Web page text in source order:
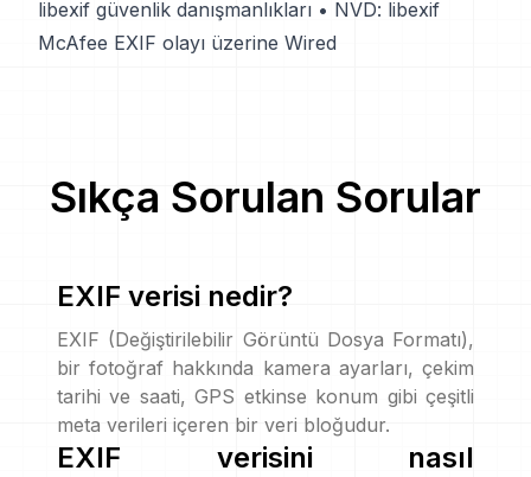
libexif güvenlik danışmanlıkları • NVD: libexif
McAfee EXIF olayı üzerine Wired
Sıkça Sorulan Sorular
EXIF verisi nedir?
EXIF (Değiştirilebilir Görüntü Dosya Formatı),
bir fotoğraf hakkında kamera ayarları, çekim
tarihi ve saati, GPS etkinse konum gibi çeşitli
meta verileri içeren bir veri bloğudur.
EXIF verisini nasıl